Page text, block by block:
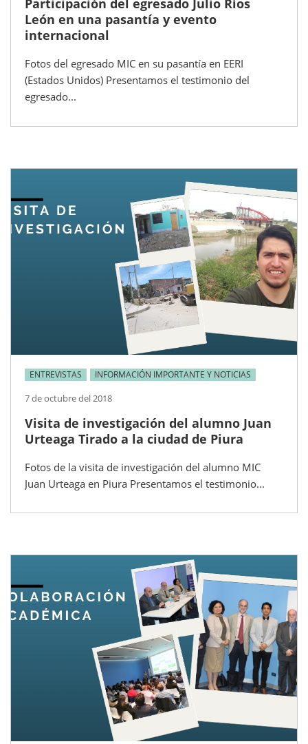
Participación del egresado Julio Ríos
León en una pasantía y evento
internacional
Fotos del egresado MIC en su pasantía en EERI
(Estados Unidos) Presentamos el testimonio del
egresado...
ENTREVISTAS INFORMACIÓN IMPORTANTE Y NOTICIAS
7 de octubre del 2018
Visita de investigación del alumno Juan
Urteaga Tirado a la ciudad de Piura
Fotos de la visita de investigación del alumno MIC
Juan Urteaga en Piura Presentamos el testimonio...